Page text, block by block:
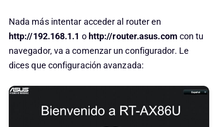
Nada más intentar acceder al router en
http://192.168.1.1 o http://router.asus.com con tu
navegador, va a comenzar un configurador. Le
dices que configuración avanzada: